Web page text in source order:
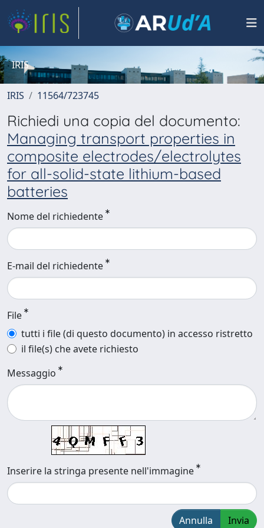
IRIS
IRIS 11564/723745
Richiedi una copia del documento:
Managing transport properties in
composite electrodes/electrolytes
for all-solid-state lithium-based
batteries
Nome del richiedente
E-mail del richiedente
File
tutti i file (di questo documento) in accesso ristretto
il file(s) che avete richiesto
Messaggio
Inserire la stringa presente nell'immagine
Annulla Invia